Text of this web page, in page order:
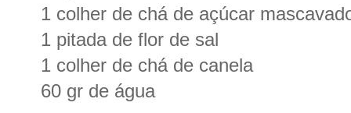
1 colher de chá de açúcar
1 pitada de flor de sal
1 colher de chá de canela
60 gr de água